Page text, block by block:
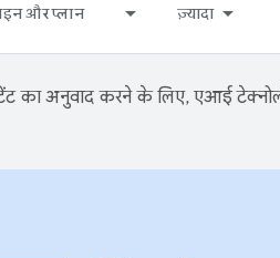
और प्लान ज़्यादा
का अनुवाद करने के लिए, एआई